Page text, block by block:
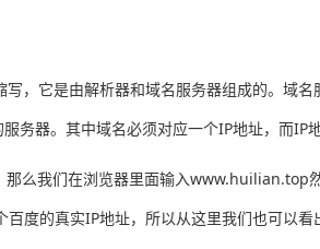
它是由解析器和域名服务器组成的。域名
务器。其中域名必须对应一个IP地址，而IP
么我们在浏览器里面输入www.huilian.top
度的真实IP地址，所以从这里我们也可以